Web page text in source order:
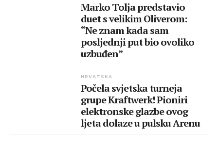
Marko Tolja predstavio
duet s velikim Oliverom:
“Ne znam kada sam
posljednji put bio ovoliko
uzbuđen”
HRVATSKA
Počela svjetska turneja
grupe Kraftwerk! Pioniri
elektronske glazbe ovog
ljeta dolaze u pulsku Arenu